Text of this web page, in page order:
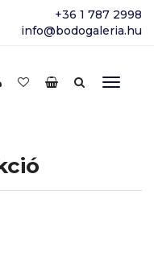
+36 1 787 2998
info@bodogaleria.hu